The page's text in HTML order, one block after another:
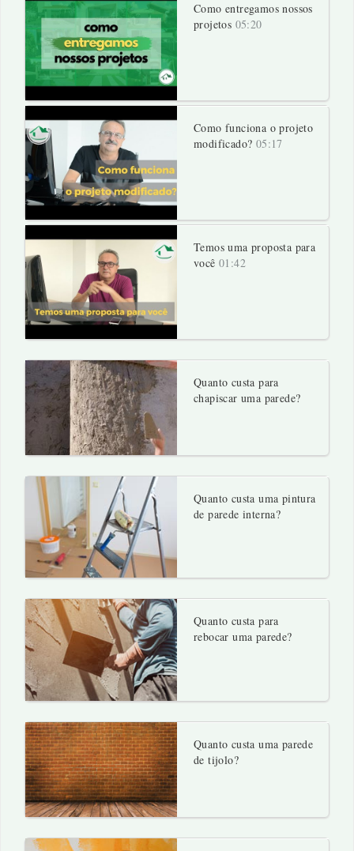
Como entregamos nossos
projetos 05:20
Como funciona o projeto
modificado? 05:17
Temos uma proposta para
você 01:42
Quanto custa para
chapiscar uma parede?
Quanto custa uma pintura
de parede interna?
Quanto custa para
rebocar uma parede?
Quanto custa uma parede
de tijolo?